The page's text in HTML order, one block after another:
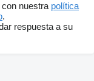
nuestra política
.
respuesta a su